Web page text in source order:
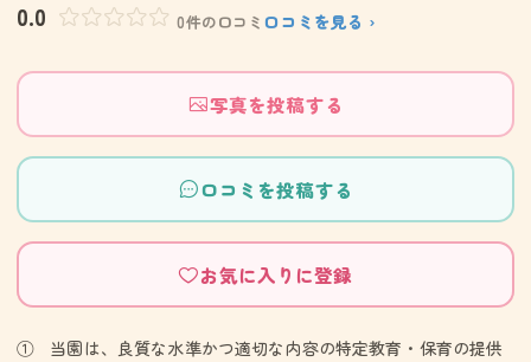
0.0 0件の口コミ 口コミを見る ›
写真を投稿する
口コミを投稿する
お気に入りに登録
① 当園は、良質な水準かつ適切な内容の特定教育・保育の提供